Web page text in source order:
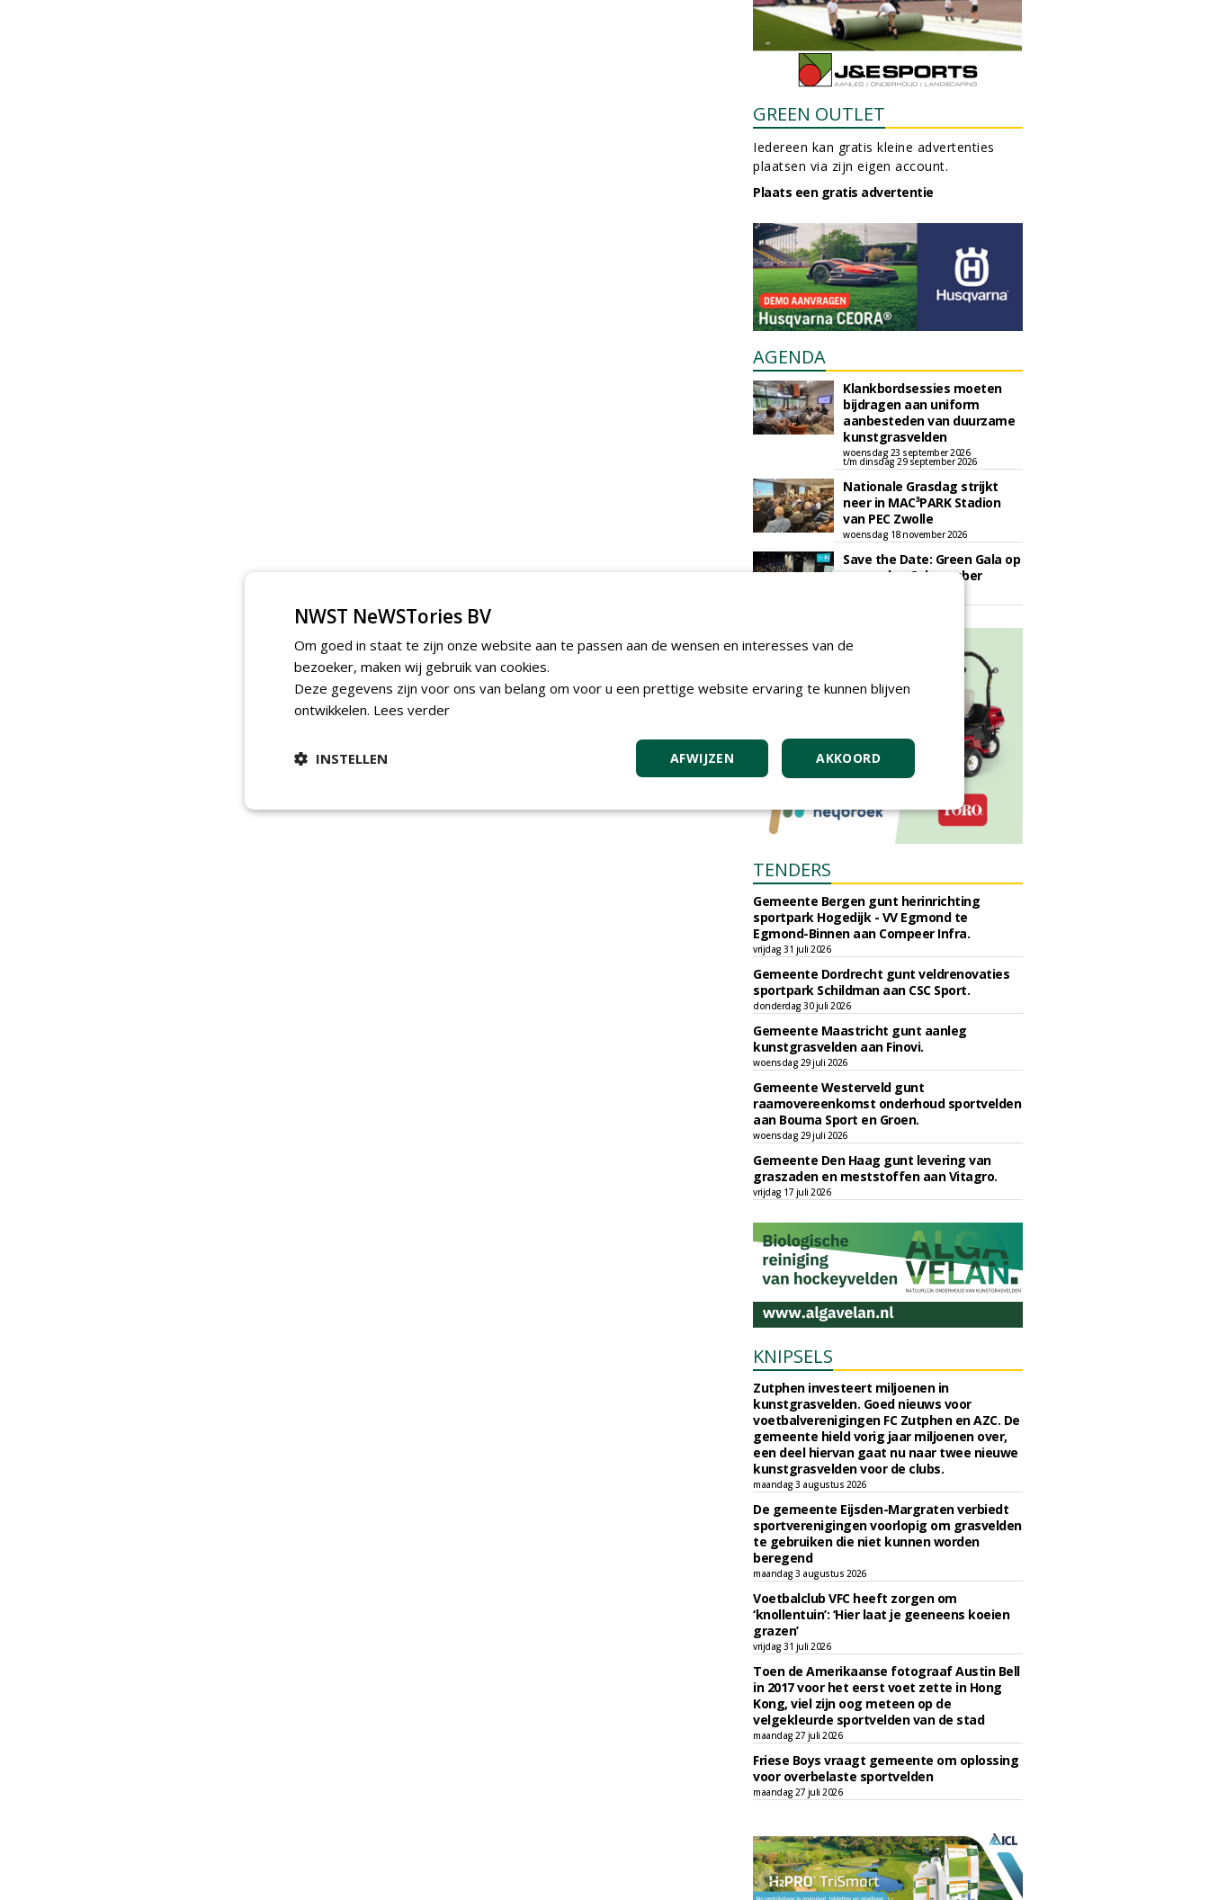
GREEN OUTLET
Iedereen kan gratis kleine advertenties
plaatsen via zijn eigen account.
Plaats een gratis advertentie
AGENDA
Klankbordsessies moeten
bijdragen aan uniform
aanbesteden van duurzame
kunstgrasvelden
woensdag 23 september 2026
t/m dinsdag 29 september 2026
Nationale Grasdag strijkt
neer in MAC³PARK Stadion
van PEC Zwolle
woensdag 18 november 2026
Save the Date: Green Gala op
woensdag 2 december
TENDERS
Gemeente Bergen gunt herinrichting
sportpark Hogedijk - VV Egmond te
Egmond-Binnen aan Compeer Infra.
vrijdag 31 juli 2026
Gemeente Dordrecht gunt veldrenovaties
sportpark Schildman aan CSC Sport.
donderdag 30 juli 2026
Gemeente Maastricht gunt aanleg
kunstgrasvelden aan Finovi.
woensdag 29 juli 2026
Gemeente Westerveld gunt
raamovereenkomst onderhoud sportvelden
aan Bouma Sport en Groen.
woensdag 29 juli 2026
Gemeente Den Haag gunt levering van
graszaden en meststoffen aan Vitagro.
vrijdag 17 juli 2026
KNIPSELS
Zutphen investeert miljoenen in
kunstgrasvelden. Goed nieuws voor
voetbalverenigingen FC Zutphen en AZC. De
gemeente hield vorig jaar miljoenen over,
een deel hiervan gaat nu naar twee nieuwe
kunstgrasvelden voor de clubs.
maandag 3 augustus 2026
De gemeente Eijsden-Margraten verbiedt
sportverenigingen voorlopig om grasvelden
te gebruiken die niet kunnen worden
beregend
maandag 3 augustus 2026
Voetbalclub VFC heeft zorgen om
‘knollentuin’: ‘Hier laat je geeneens koeien
grazen’
vrijdag 31 juli 2026
Toen de Amerikaanse fotograaf Austin Bell
in 2017 voor het eerst voet zette in Hong
Kong, viel zijn oog meteen op de
velgekleurde sportvelden van de stad
maandag 27 juli 2026
Friese Boys vraagt gemeente om oplossing
voor overbelaste sportvelden
maandag 27 juli 2026
NWST NeWSTories BV
Om goed in staat te zijn onze website aan te passen aan de wensen en interesses van de
bezoeker, maken wij gebruik van cookies.
Deze gegevens zijn voor ons van belang om voor u een prettige website ervaring te kunnen blijven
ontwikkelen. Lees verder
AKKOORD
AFWIJZEN
INSTELLEN